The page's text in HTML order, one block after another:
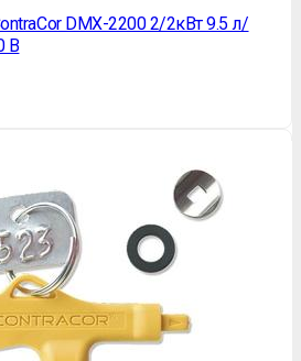
DMX-2200 2/2кВт 9.5 л/
В